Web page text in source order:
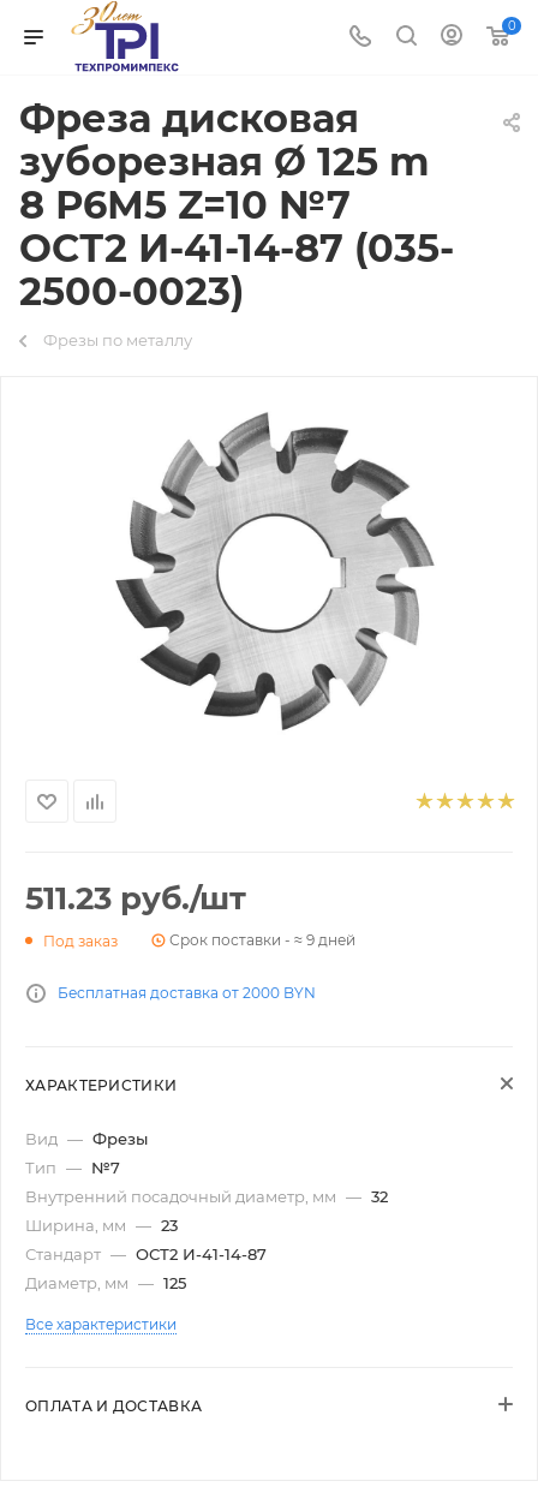
0
Фреза дисковая
зуборезная Ø 125 m
8 Р6М5 Z=10 №7
ОСТ2 И-41-14-87 (035-
2500-0023)
Фрезы по металлу
511.23 руб./шт
Под заказ Срок поставки - ≈ 9 дней
Бесплатная доставка от 2000 BYN
ХАРАКТЕРИСТИКИ
Вид — Фрезы
Тип — №7
Внутренний посадочный диаметр, мм — 32
Ширина, мм — 23
Стандарт — ОСТ2 И-41-14-87
Диаметр, мм — 125
Все характеристики
ОПЛАТА И ДОСТАВКА